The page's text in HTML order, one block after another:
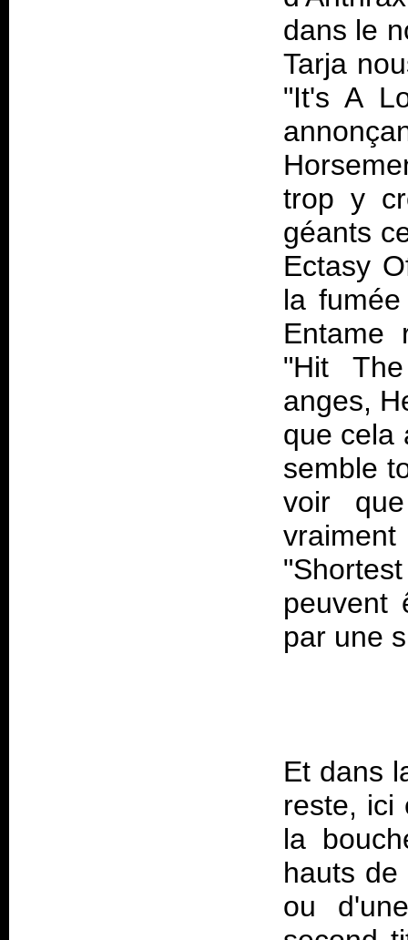
dans le
Tarja
"It's A
trop y
géants
Ectasy
la
Entame
"Hit
anges,
que cela
semble
voir
peuvent
par une
Et dans
reste, ici
la
hauts
ou